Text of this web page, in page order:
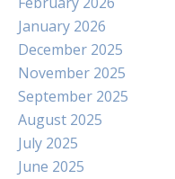
January 2026
December 2025
November 2025
September 2025
August 2025
July 2025
June 2025